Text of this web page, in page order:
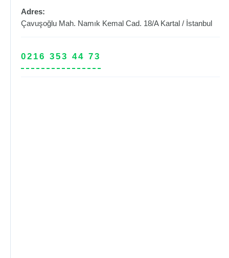
Adres:
Çavuşoğlu Mah. Namık Kemal Cad. 18/A Kartal / İstanbul
0216 353 44 73